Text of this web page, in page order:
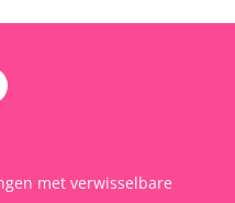
met verwisselbare